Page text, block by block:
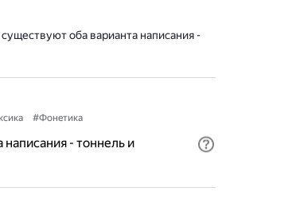
оба варианта написания -
#Фонетика
- тоннель и